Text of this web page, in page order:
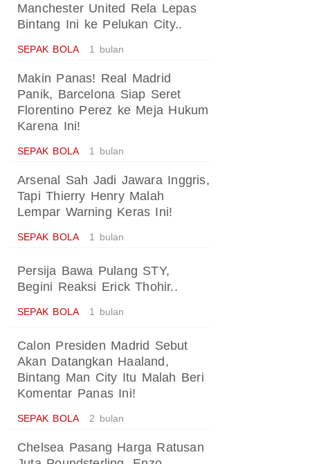
Manchester United Rela Lepas
Bintang Ini ke Pelukan City..
SEPAK BOLA 1 bulan
Makin Panas! Real Madrid
Panik, Barcelona Siap Seret
Florentino Perez ke Meja Hukum
Karena Ini!
SEPAK BOLA 1 bulan
Arsenal Sah Jadi Jawara Inggris,
Tapi Thierry Henry Malah
Lempar Warning Keras Ini!
SEPAK BOLA 1 bulan
Persija Bawa Pulang STY,
Begini Reaksi Erick Thohir..
SEPAK BOLA 1 bulan
Calon Presiden Madrid Sebut
Akan Datangkan Haaland,
Bintang Man City Itu Malah Beri
Komentar Panas Ini!
SEPAK BOLA 2 bulan
Chelsea Pasang Harga Ratusan